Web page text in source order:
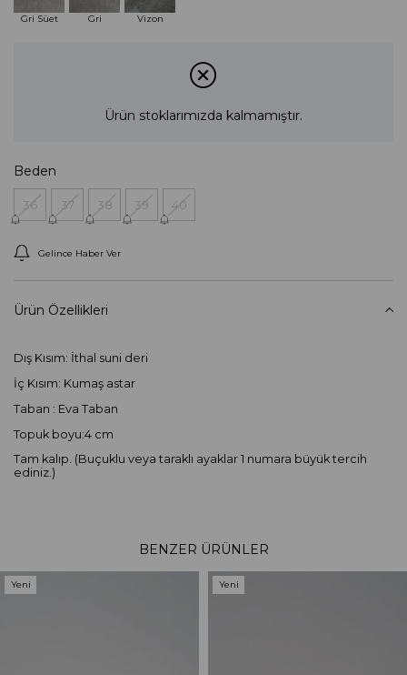
Gri Süet Gri Vizon
Ürün stoklarımızda kalmamıştır.
Beden
36 37 38 39 40
Gelince Haber Ver
Ürün Özellikleri
Dış Kısım: İthal suni deri
İç Kısım: Kumaş astar
Taban : Eva Taban
Topuk boyu:4 cm
Tam kalıp. (Buçuklu veya taraklı ayaklar 1 numara büyük tercih
ediniz.)
BENZER ÜRÜNLER
Yeni
Yeni